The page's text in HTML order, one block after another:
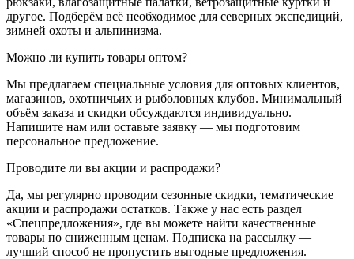
другое. Подберём всё необходимое для северных экспедиций,
зимней охоты и альпинизма.
Можно ли купить товары оптом?
Мы предлагаем специальные условия для оптовых клиентов,
магазинов, охотничьих и рыболовных клубов. Минимальный
объём заказа и скидки обсуждаются индивидуально.
Напишите нам или оставьте заявку — мы подготовим
персональное предложение.
Проводите ли вы акции и распродажи?
Да, мы регулярно проводим сезонные скидки, тематические
акции и распродажи остатков. Также у нас есть раздел
«Спецпредложения», где вы можете найти качественные
товары по сниженным ценам. Подписка на рассылку —
лучший способ не пропустить выгодные предложения.